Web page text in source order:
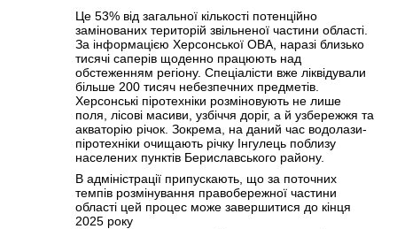
Це 53% від загальної кількості потенційно
замінованих територій звільненої частини області.
За інформацією Херсонської ОВА, наразі близько
тисячі саперів щоденно працюють над
обстеженням регіону. Спеціалісти вже ліквідували
більше 200 тисяч небезпечних предметів.
Херсонські піротехніки розміновують не лише
поля, лісові масиви, узбіччя доріг, а й узбережжя та
акваторію річок. Зокрема, на даний час водолази-
піротехніки очищають річку Інгулець поблизу
населених пунктів Бериславського району.
В адміністрації припускають, що за поточних
темпів розмінування правобережної частини
області цей процес може завершитися до кінця
2025 року